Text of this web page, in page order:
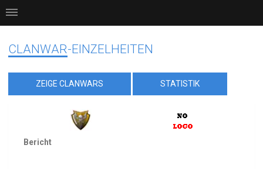
CLANWAR-EINZELHEITEN
ZEIGE CLANWARS STATISTIK
Bericht